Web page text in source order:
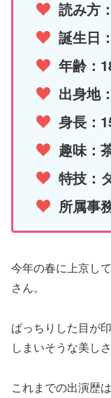
読み方
誕生日
年齢：
出身地
身長：
趣味：
特技：
所属事
今年の春に上京し
さん。
ぱっちりした目が
しまいそうな美しさ
これまでの出演歴は